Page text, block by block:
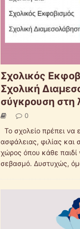
Σχολικός
Σχολική
σύγκρουση στη
0
Το σχολείο πρέπει να
ασφάλειας, φιλίας και
χώρος όπου κάθε παιδί
σεβασμό. Δυστυχώς,